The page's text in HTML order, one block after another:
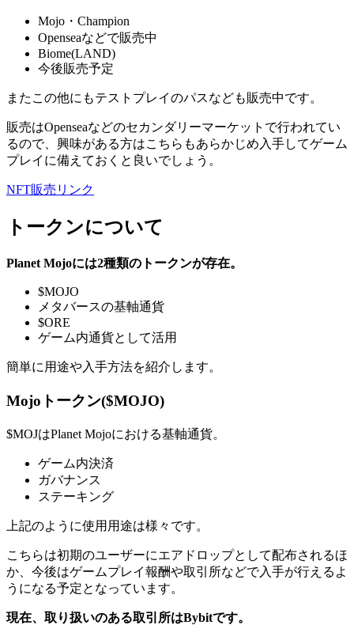
Mojo・Champion
Openseaなどで販売中
Biome(LAND)
今後販売予定
またこの他にもテストプレイのパスなども販売中です。
販売はOpenseaなどのセカンダリーマーケットで行われてい
るので、興味がある方はこちらもあらかじめ入手してゲーム
プレイに備えておくと良いでしょう。
NFT販売リンク
トークンについて
Planet Mojoには2種類のトークンが存在。
$MOJO
メタバースの基軸通貨
$ORE
ゲーム内通貨として活用
簡単に用途や入手方法を紹介します。
Mojoトークン($MOJO)
$MOJはPlanet Mojoにおける基軸通貨。
ゲーム内決済
ガバナンス
ステーキング
上記のように使用用途は様々です。
こちらは初期のユーザーにエアドロップとして配布されるほ
か、今後はゲームプレイ報酬や取引所などで入手が行えるよ
うになる予定となっています。
現在、取り扱いのある取引所はBybitです。